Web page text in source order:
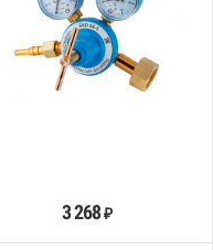
3 268 ₽